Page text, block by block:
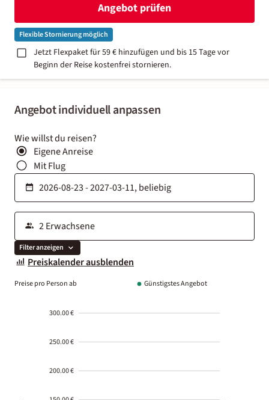
Angebot individuell anpassen
Wie willst du reisen?
Eigene Anreise
Mit Flug
Filter anzeigen
Preiskalender ausblenden
Preise pro Person ab Günstigstes Angebot
300.00 €
250.00 €
200.00 €
Angebot prüfen
Flexible Stornierung möglich
Jetzt Flexpaket für 59 € hinzufügen und bis 15 Tage vor
Beginn der Reise kostenfrei stornieren.